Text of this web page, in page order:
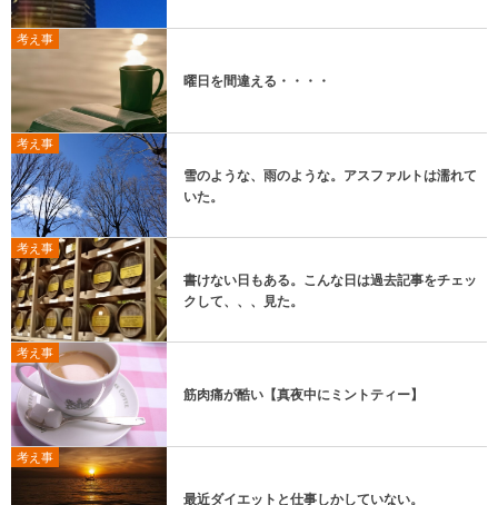
考え事
曜日を間違える・・・・
考え事
雪のような、雨のような。アスファルトは濡れて
いた。
考え事
書けない日もある。こんな日は過去記事をチェッ
クして、、、見た。
考え事
筋肉痛が酷い【真夜中にミントティー】
考え事
最近ダイエットと仕事しかしていない。